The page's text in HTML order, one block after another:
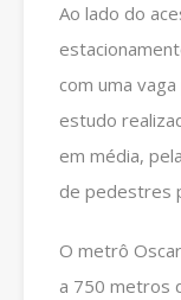
Ao lado do
com uma
estudo
em média,
de pedestres
O metrô
a 750 metros